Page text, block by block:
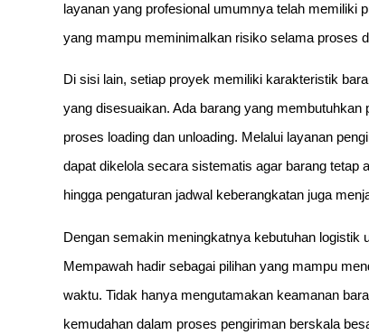
layanan yang profesional umumnya telah memiliki
yang mampu meminimalkan risiko selama proses
Di sisi lain, setiap proyek memiliki karakteristik
yang disesuaikan. Ada barang yang
proses loading dan unloading. Melalui layanan
dapat dikelola secara sistematis agar barang tetap
hingga pengaturan jadwal keberangkatan juga
Dengan semakin meningkatnya kebutuhan
Mempawah hadir sebagai pilihan yang mampu
waktu. Tidak hanya mengutamakan keamanan
kemudahan dalam proses pengiriman berskala